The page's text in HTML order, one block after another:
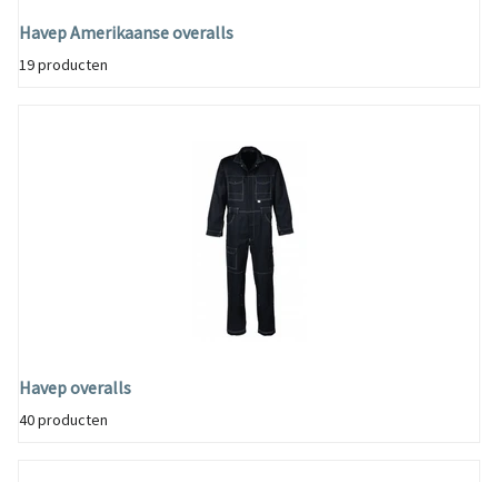
Havep Amerikaanse overalls
19 producten
Havep overalls
40 producten